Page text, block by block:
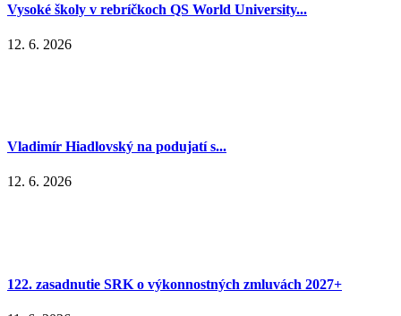
Vysoké školy v rebríčkoch QS World University...
12. 6. 2026
Vladimír Hiadlovský na podujatí s...
12. 6. 2026
122. zasadnutie SRK o výkonnostných zmluvách 2027+